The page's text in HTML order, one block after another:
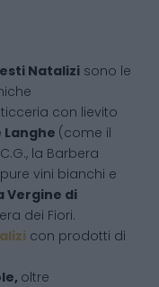
Natalizi sono le
con lievito
(come il
la Barbera
vini bianchi e
Vergine di
dei Fiori.
con prodotti di
oltre